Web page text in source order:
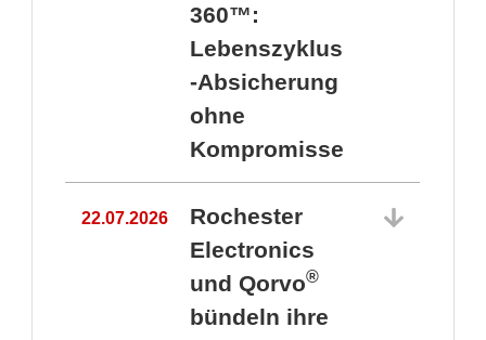
360™:
Lebenszyklus
-Absicherung
ohne
Kompromisse
22.07.2026
Rochester
Electronics
und Qorvo®
bündeln ihre